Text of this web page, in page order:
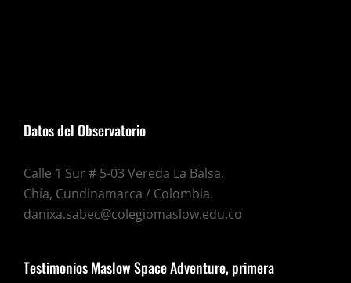
Datos del Observatorio
Calle 1 Sur # 5-03 Vereda La Balsa.
Chía, Cundinamarca / Colombia.
danixa.sabec@colegiomaslow.edu.co
Testimonios Maslow Space Adventure, primera